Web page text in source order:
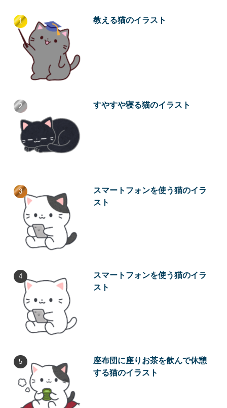
教える猫のイラスト
すやすや寝る猫のイラスト
スマートフォンを使う猫のイラ
スト
スマートフォンを使う猫のイラ
スト
座布団に座りお茶を飲んで休憩
する猫のイラスト